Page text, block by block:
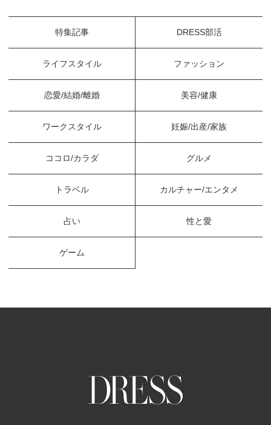
特集記事 DRESS部活
ライフスタイル ファッション
恋愛/結婚/離婚 美容/健康
ワークスタイル 妊娠/出産/家族
ココロ/カラダ グルメ
トラベル カルチャー/エンタメ
占い 性と愛
ゲーム